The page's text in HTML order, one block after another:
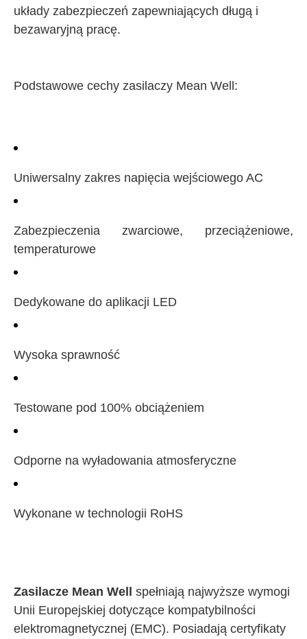
układy zabezpieczeń zapewniających długą i
bezawaryjną pracę.
Podstawowe cechy zasilaczy Mean Well:
Uniwersalny zakres napięcia wejściowego AC
Zabezpieczenia zwarciowe, przeciążeniowe,
temperaturowe
Dedykowane do aplikacji LED
Wysoka sprawność
Testowane pod 100% obciążeniem
Odporne na wyładowania atmosferyczne
Wykonane w technologii RoHS
Zasilacze Mean Well spełniają najwyższe wymogi
Unii Europejskiej dotyczące kompatybilności
elektromagnetycznej (EMC). Posiadają certyfikaty